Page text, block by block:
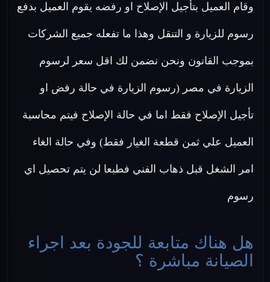
وقام العميل بتأجيل الإصلاح او رفضه يقوم العميل بدفع
رسوم للزيارة و التنقل وهذا ما تفعله جميع الشركات
بموجب القانون ونحن نضمن لك اقل سعر لرسوم
الزيارة في مصر (رسوم الزيارة في حالة رفض او
تأجيل الإصلاح فقط اما في حالة الإصلاح فيتم محاسبة
العميل علي ثمن قطعة الغيار فقط) وفي حالة الغاء
امر الشغل قبل ذهاب الفني فطبعا لن يتم تحصيل اي
رسوم
هل هناك متابعة للجودة بعد اجراء
الصيانة مباشرة ؟